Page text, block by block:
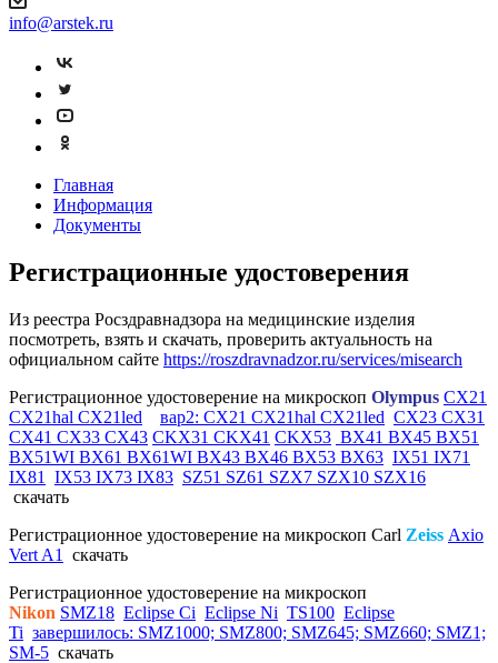
info@arstek.ru
Главная
Информация
Документы
Регистрационные удостоверения
Из реестра Росздравнадзора на медицинские изделия
посмотреть, взять и скачать, проверить актуальность на
официальном сайте https://roszdravnadzor.ru/services/misearch
Регистрационное удостоверение на микроскоп Olympus CX21
CX21hal CX21led
вар2: CX21 CX21hal CX21led CX23 CX31
CX41 CX33 CX43 CKX31 CKX41 CKX53 BX41 BX45 BX51
BX51WI BX61 BX61WI BX43 BX46 BX53 BX63 IX51 IX71
IX81
IX53 IX73 IX83 SZ51 SZ61 SZX7 SZX10 SZX16
скачать
Регистрационное удостоверение на микроскоп Carl Zeiss Axio
Vert A1
скачать
Регистрационное удостоверение на микроскоп
Nikon SMZ18 Eclipse Ci Eclipse Ni TS100 Eclipse
Ti завершилось: SMZ1000; SMZ800; SMZ645; SMZ660; SMZ1;
SM-5 скачать